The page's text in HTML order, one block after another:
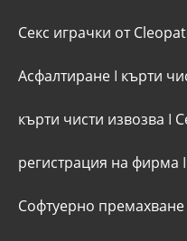
Секс играчки от
Асфалтиране I кърти
кърти чисти извозва I
регистрация на фирма I
Софтуерно